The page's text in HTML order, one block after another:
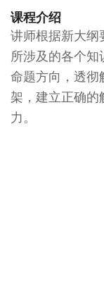
课程介绍
讲师根据新大纲
所涉及的各个知
命题方向，透彻
架，建立正确的
力。